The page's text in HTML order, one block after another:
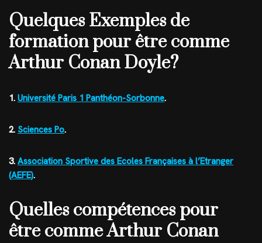
Quelques Exemples de
formation pour être comme
Arthur Conan Doyle?
1. Université Paris 1 Panthéon-Sorbonne.
2. Sciences Po.
3. Association Sportive des Ecoles Françaises à l’Etranger
(AEFE).
Quelles compétences pour
être comme Arthur Conan